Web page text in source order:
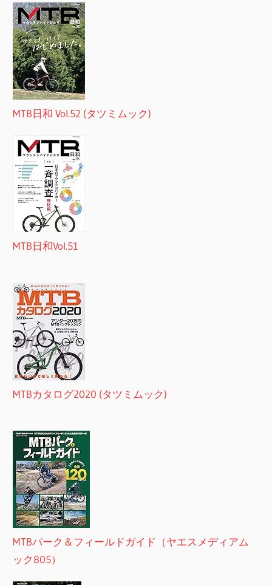
MTB日和 Vol.52 (タツミムック)
MTB日和Vol.51
MTBカタログ2020 (タツミムック)
MTBパーク＆フィールドガイド（ヤエスメディアム
ック805）